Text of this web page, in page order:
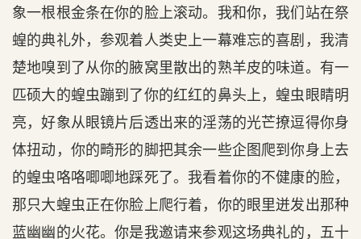
象一根根金条在你的脸上滚动。我和你，我们站在祭
蝗的典礼外，参观着人类史上一幕难忘的喜剧，我清
楚地嗅到了从你的腋窝里散出的熟羊皮的味道。有一
匹硕大的蝗虫蹦到了你的红红的鼻头上，蝗虫眼睛明
亮，好象从眼镜片后透出来的淫荡的光芒撩逗得你身
体扭动，你的畸形的脚把其余一些企图爬到你身上去
的蝗虫咯咯唧唧地踩死了。我看着你的不健康的脸，
那只大蝗虫正在你脸上爬行着，你的眼里迸发出那种
蓝幽幽的火花。你是我邀请来参观这场典礼的，五十